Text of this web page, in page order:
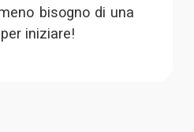
bisogno di una
iniziare!